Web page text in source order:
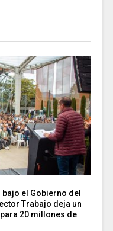
el Gobierno del
Trabajo deja un
20 millones de